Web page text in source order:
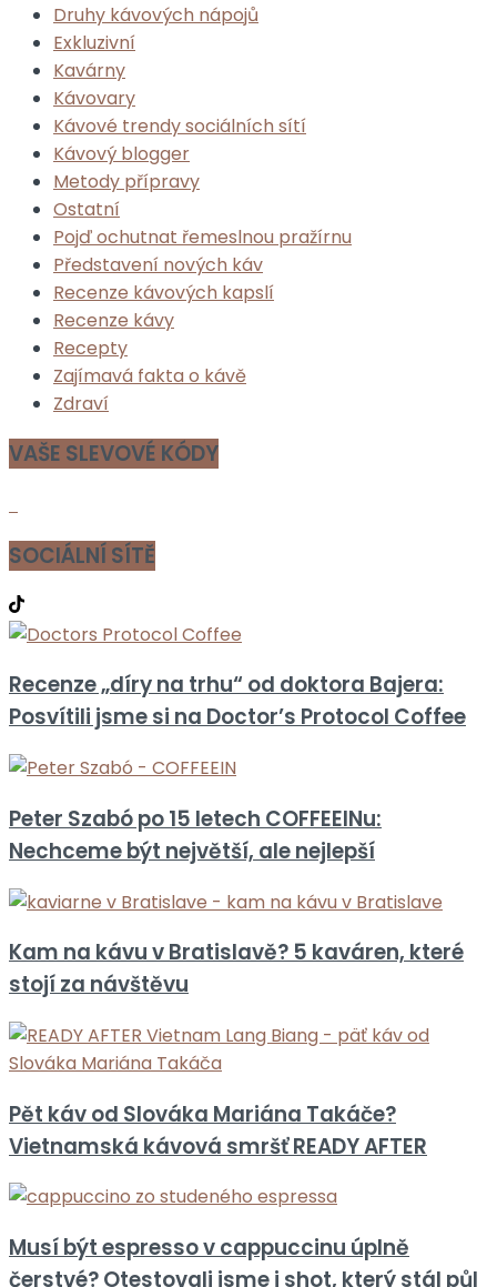
Druhy kávových nápojů
Exkluzivní
Kavárny
Kávovary
Kávové trendy sociálních sítí
Kávový blogger
Metody přípravy
Ostatní
Pojď ochutnat řemeslnou pražírnu
Představení nových káv
Recenze kávových kapslí
Recenze kávy
Recepty
Zajímavá fakta o kávě
Zdraví
VAŠE SLEVOVÉ KÓDY
SOCIÁLNÍ SÍTĚ
Recenze „díry na trhu“ od doktora Bajera:
Posvítili jsme si na Doctor’s Protocol Coffee
Peter Szabó po 15 letech COFFEEINu:
Nechceme být největší, ale nejlepší
Kam na kávu v Bratislavě? 5 kaváren, které
stojí za návštěvu
Pět káv od Slováka Mariána Takáče?
Vietnamská kávová smršť READY AFTER
Musí být espresso v cappuccinu úplně
čerstvé? Otestovali jsme i shot, který stál půl